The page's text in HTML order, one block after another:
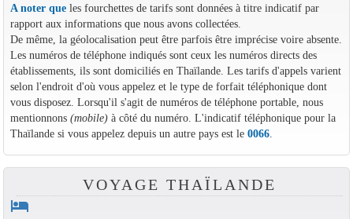
A noter queles fourchettes de tarifs sont données à titre indicatif par
rapport aux informations que nous avons collectées.
De même, la géolocalisation peut être parfois être imprécise voire absente.
Les numéros de téléphone indiqués sont ceux les numéros directs des
établissements, ils sont domiciliés en Thaïlande. Les tarifs d'appels varient
selon l'endroit d'où vous appelez et le type de forfait téléphonique dont
vous disposez. Lorsqu'il s'agit de numéros de téléphone portable, nous
mentionnons (mobile)à côté du numéro. L'indicatif téléphonique pour la
Thaïlande si vous appelez depuis un autre pays est le 0066.
VOYAGE THAÏLANDE
hotel